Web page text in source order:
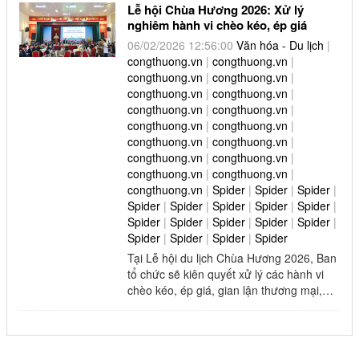
congthuong.vn (1)
congthuong.vn (1)
congthuong.vn (1)
congthuong.vn (1)
congthuong.vn (1)
congthuong.vn (1)
Lễ hội Chùa Hương 2026: Xử lý
nghiêm hành vi chèo kéo, ép giá
06/02/2026 12:56:00 Văn hóa - Du lịch |
congthuong.vn | congthuong.vn |
congthuong.vn | congthuong.vn |
congthuong.vn | congthuong.vn |
congthuong.vn | congthuong.vn |
congthuong.vn | congthuong.vn |
congthuong.vn | congthuong.vn |
congthuong.vn | congthuong.vn |
congthuong.vn | congthuong.vn |
congthuong.vn | Spider | Spider | Spider |
Spider | Spider | Spider | Spider | Spider |
Spider | Spider | Spider | Spider | Spider |
Spider | Spider | Spider | Spider
Tại Lễ hội du lịch Chùa Hương 2026, Ban
tổ chức sẽ kiên quyết xử lý các hành vi
chèo kéo, ép giá, gian lận thương mại,